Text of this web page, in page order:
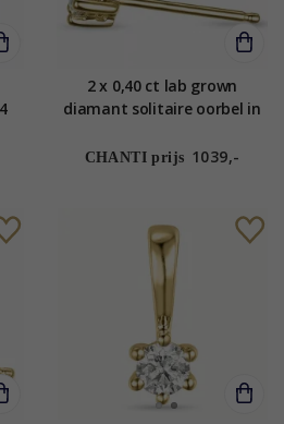
2 x 0,40 ct lab grown
diamant solitaire oorbel in
grown diamant
CHANTI prijs 1039,-